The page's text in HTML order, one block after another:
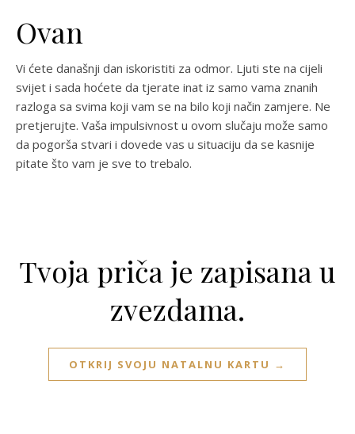
Ovan
Vi ćete današnji dan iskoristiti za odmor. Ljuti ste na cijeli
svijet i sada hoćete da tjerate inat iz samo vama znanih
razloga sa svima koji vam se na bilo koji način zamjere. Ne
pretjerujte. Vaša impulsivnost u ovom slučaju može samo
da pogorša stvari i dovede vas u situaciju da se kasnije
pitate što vam je sve to trebalo.
Tvoja priča je zapisana u
zvezdama.
OTKRIJ SVOJU NATALNU KARTU →